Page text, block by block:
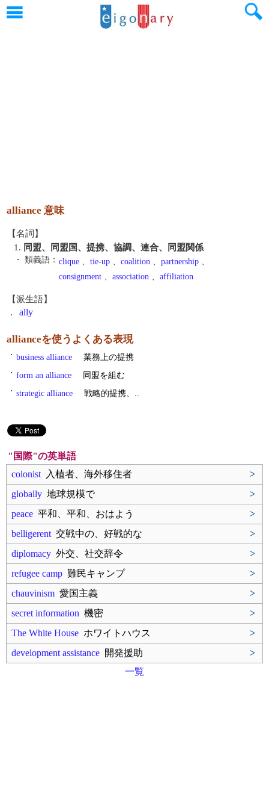
alliance 意味
【名詞】
1. 同盟、同盟国、提携、協調、連合、同盟関係
・ 類義語： clique 、 tie-up 、 coalition 、 partnership 、
consignment 、 association 、 affiliation
【派生語】
. ally
allianceを使うよくある表現
・ business alliance
業務上の提携
・ form an alliance
同盟を組む
・ strategic alliance 戦略的提携、..
"国際"の英単語
colonist 入植者、海外移住者
>
globally 地球規模で
>
peace 平和、平和、おはよう
>
belligerent 交戦中の、好戦的な
>
diplomacy 外交、社交辞令
>
refugee camp 難民キャンプ
>
chauvinism 愛国主義
>
secret information 機密
>
The White House ホワイトハウス
>
development assistance 開発援助
>
一覧